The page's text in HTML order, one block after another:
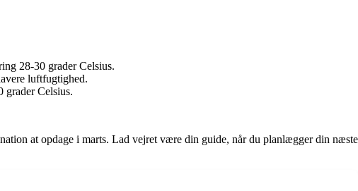
28-30 grader Celsius.
luftfugtighed.
grader Celsius.
at opdage i marts. Lad vejret være din guide, når du planlægger din næste